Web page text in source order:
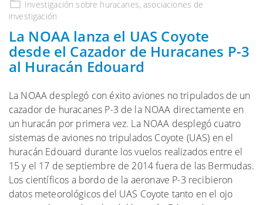
Investigación sobre huracanes,asociaciones de
investigación
La NOAA lanza el UAS Coyote
desde el Cazador de Huracanes P-3
al Huracán Edouard
La NOAA desplegó con éxito aviones no tripulados de un
cazador de huracanes P-3 de la NOAA directamente en
un huracán por primera vez. La NOAA desplegó cuatro
sistemas de aviones no tripulados Coyote (UAS) en el
huracán Edouard durante los vuelos realizados entre el
15 y el 17 de septiembre de 2014 fuera de las Bermudas.
Los científicos a bordo de la aeronave P-3 recibieron
datos meteorológicos del UAS Coyote tanto en el ojo